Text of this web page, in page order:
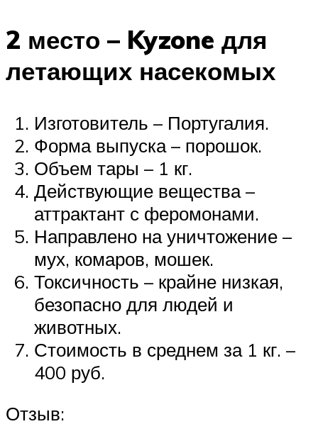
2 место – Kyzone для
летающих насекомых
Изготовитель – Португалия.
Форма выпуска – порошок.
Объем тары – 1 кг.
Действующие вещества –
аттрактант с феромонами.
Направлено на уничтожение –
мух, комаров, мошек.
Токсичность – крайне низкая,
безопасно для людей и
животных.
Стоимость в среднем за 1 кг. –
400 руб.
Отзыв: